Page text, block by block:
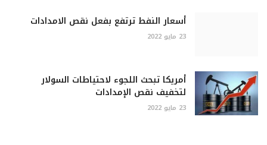
أسعار النفط ترتفع بفعل نقص الامدادات
23 مايو 2022
أمريكا تبحث اللجوء لاحتياطات السولار
لتخفيف نقص الإمدادات
23 مايو 2022